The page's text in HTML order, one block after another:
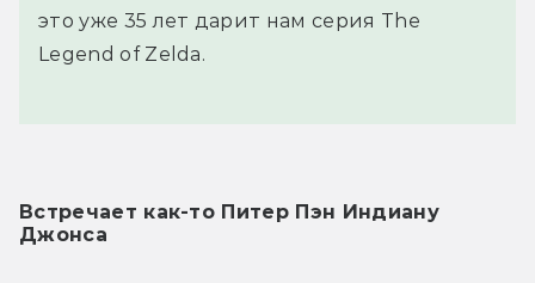
это уже 35 лет дарит нам серия The
Legend of Zelda.
Встречает как-то Питер Пэн Индиану
Джонса